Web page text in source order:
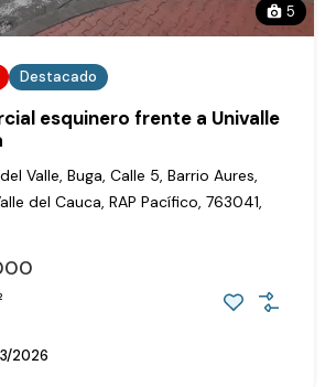
5
Destacado
esquinero frente a Univalle
Valle, Buga, Calle 5, Barrio Aures,
del Cauca, RAP Pacífico, 763041,
2026